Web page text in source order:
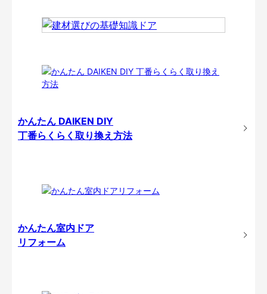
かんたん DAIKEN DIY
丁番らくらく取り換え方法
かんたん室内ドア
リフォーム